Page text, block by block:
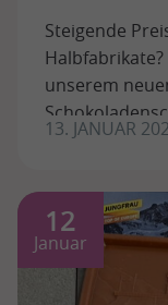
Steigende
Halbfabrikate?
unserem
eigenen
13. JANUAR
12
Januar